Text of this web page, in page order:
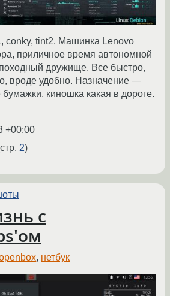
conky, tint2. Машинка Lenovo
приличное время автономной
дружище. Все быстро,
вроде удобно. Назначение —
киношка какая в дороге.
+00:00
2)
с
, нетбук